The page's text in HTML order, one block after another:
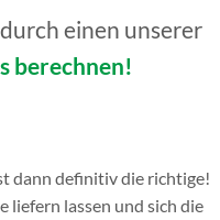
einen unserer
berechnen!
dann definitiv die richtige!
liefern lassen und sich die